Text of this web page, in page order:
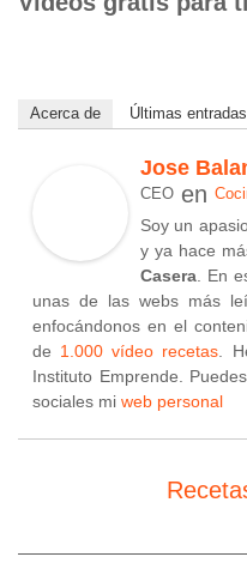
Acerca de Últimas entradas
Jose
CEO en
Soy un
y ya hace
Casera . En
unas de las webs más
enfocándonos en el
de 1.000 vídeo recetas .
Instituto Emprende.
sociales mi web personal